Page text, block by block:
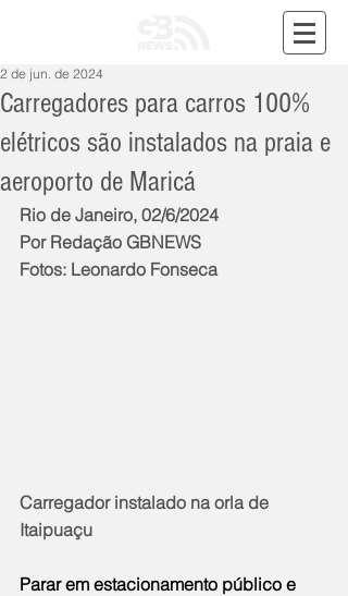
Carregadores para carros 100%
elétricos são instalados na praia e
aeroporto de Maricá
2 de jun. de 2024
Rio de Janeiro, 02/6/2024
Por Redação GBNEWS
Fotos: Leonardo Fonseca
Carregador instalado na orla de
Itaipuaçu
Parar em estacionamento público e